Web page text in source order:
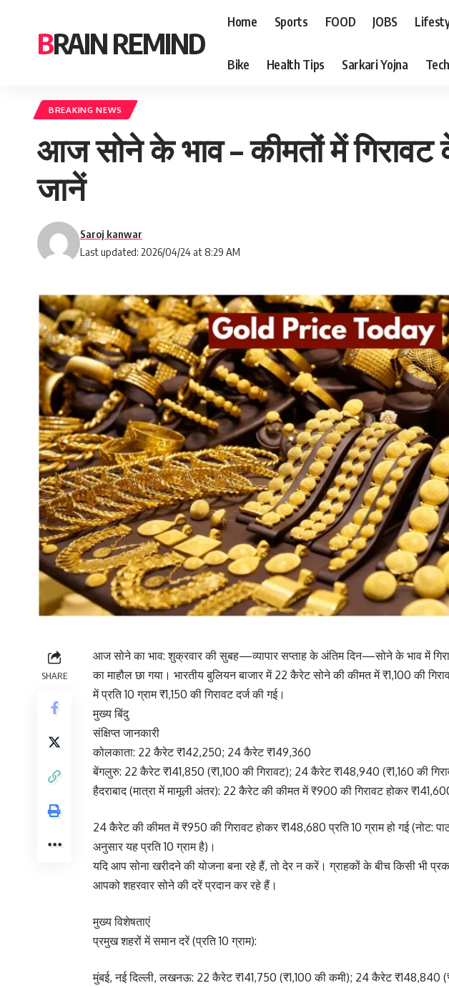
BRAIN REMIND
Home Sports FOOD JOBS
Bike Health Tips Sarkari Yojna
BREAKING NEWS
आज सोने के भाव – कीमतों में गिरावट
जानें
Last updated: 2026/04/24 at 8:29 AM
Saroj kanwar
SHARE
आज सोने का भाव: शुक्रवार की सुबह—व्यापार सप्ताह के अंतिम दिन—सोने के भाव में
का माहौल छा गया। भारतीय बुलियन बाजार में 22 कैरेट सोने की कीमत में ₹1,100 की
में प्रति 10 ग्राम ₹1,150 की गिरावट दर्ज की गई।
मुख्य बिंदु
संक्षिप्त जानकारी
कोलकाता: 22 कैरेट ₹142,250; 24 कैरेट ₹149,360
बेंगलुरु: 22 कैरेट ₹141,850 (₹1,100 की गिरावट); 24 कैरेट ₹148,940 (₹1,160 की
हैदराबाद (मात्रा में मामूली अंतर): 22 कैरेट की कीमत में ₹900 की गिरावट होकर
24 कैरेट की कीमत में ₹950 की गिरावट होकर ₹148,680 प्रति 10 ग्राम हो गई (नोट:
अनुसार यह प्रति 10 ग्राम है)।
यदि आप सोना खरीदने की योजना बना रहे हैं, तो देर न करें। ग्राहकों के बीच किसी भी
आपको शहरवार सोने की दरें प्रदान कर रहे हैं।
मुख्य विशेषताएं
प्रमुख शहरों में समान दरें (प्रति 10 ग्राम):
मुंबई, नई दिल्ली, लखनऊ: 22 कैरेट ₹141,750 (₹1,100 की कमी); 24 कैरेट ₹148,840